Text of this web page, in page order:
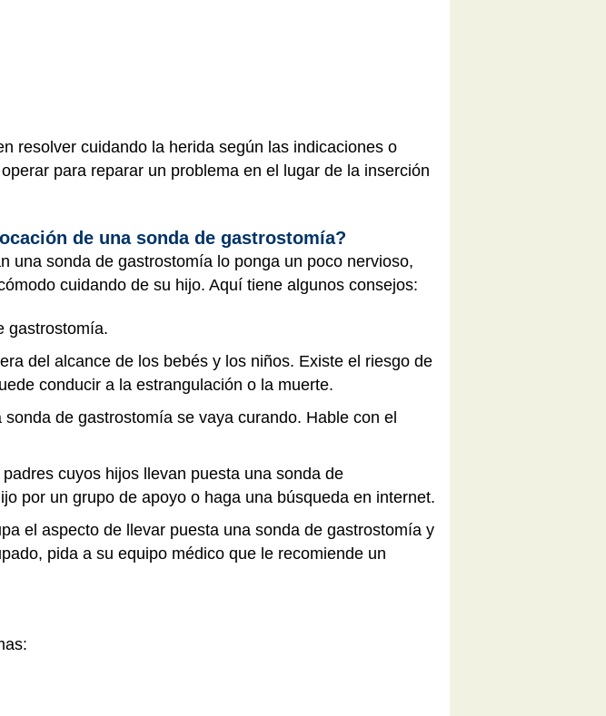
resolver cuidando la herida según las indicaciones o
para reparar un problema en el lugar de la inserción
de una sonda de gastrostomía?
una sonda de gastrostomía lo ponga un poco nervioso,
cuidando de su hijo. Aquí tiene algunos consejos:
gastrostomía.
del alcance de los bebés y los niños. Existe el riesgo de
conducir a la estrangulación o la muerte.
de gastrostomía se vaya curando. Hable con el
cuyos hijos llevan puesta una sonda de
por un grupo de apoyo o haga una búsqueda en internet.
el aspecto de llevar puesta una sonda de gastrostomía y
pida a su equipo médico que le recomiende un